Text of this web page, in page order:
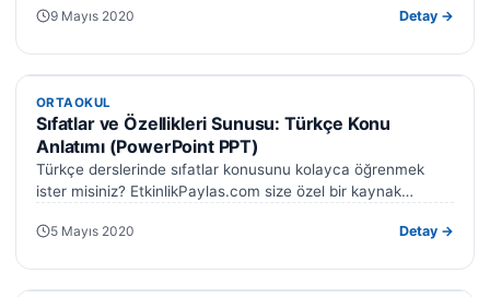
9 Mayıs 2020 Detay →
ORTAOKUL
ORTAOKUL
Sıfatlar ve Özellikleri Sunusu: Türkçe Konu
Anlatımı (PowerPoint PPT)
Türkçe derslerinde sıfatlar konusunu kolayca öğrenmek
ister misiniz? EtkinlikPaylas.com size özel bir kaynak
5 Mayıs 2020 Detay →